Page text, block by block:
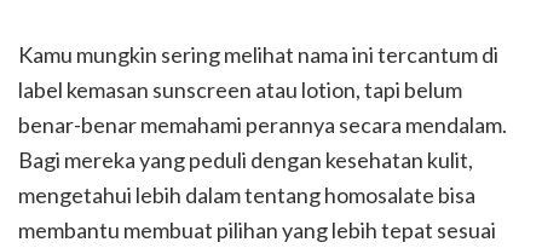
Kamu mungkin sering melihat nama ini tercantum di
label kemasan sunscreen atau lotion, tapi belum
benar-benar memahami perannya secara mendalam.
Bagi mereka yang peduli dengan kesehatan kulit,
mengetahui lebih dalam tentang homosalate bisa
membantu membuat pilihan yang lebih tepat sesuai